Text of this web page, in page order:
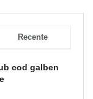
Recente
cod galben